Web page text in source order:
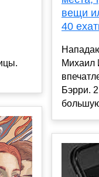
вещи
40
Михаил
Бэрри.